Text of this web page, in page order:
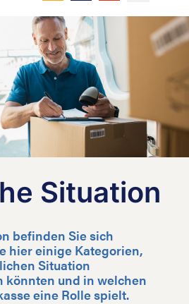
Situation
befinden Sie sich
hier einige Kategorien,
Situation
könnten und in welchen
eine Rolle spielt.